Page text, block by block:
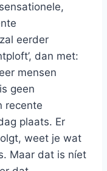
eerder
dan met:
mensen
geen
recente
plaats. Er
weet je wat
Maar dat is níet